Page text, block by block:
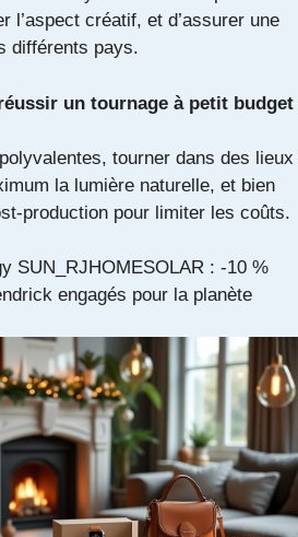
l’aspect créatif, et d’assurer une
différents pays.
un tournage à petit budget
tourner dans des lieux
la lumière naturelle, et bien
production pour limiter les coûts.
SUN_RJHOMESOLAR : -10 %
engagés pour la planète